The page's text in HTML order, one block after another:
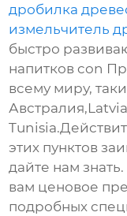
дробилка
измельчитель
быстро
напитков con
всему миру,
этих пунктов
дайте нам
вам ценовое
подробных